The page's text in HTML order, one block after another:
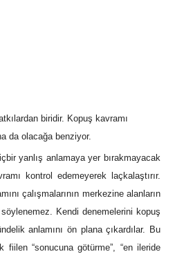
biridir. Kopuş kavramı
da olacağa benziyor.
yanlış anlamaya yer bırakmayacak
kontrol edemeyerek laçkalaştırır.
çalışmalarının merkezine alanların
Kendi denemelerini kopuş
anlamını ön plana çıkardılar. Bu
“sonucuna götürme”, “en ileride